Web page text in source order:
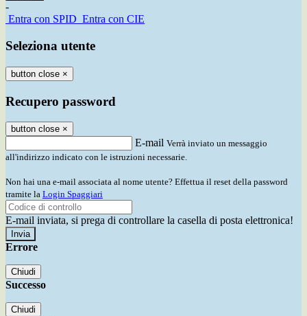
-
Entra con SPID Entra con CIE
Seleziona utente
button close ×
Recupero password
button close ×
E-mail Verrà inviato un messaggio
all'indirizzo indicato con le istruzioni necessarie.
Non hai una e-mail associata al nome utente? Effettua il reset della password
tramite la Login Spaggiari
E-mail inviata, si prega di controllare la casella di posta elettronica!
Errore
Chiudi
Successo
Chiudi